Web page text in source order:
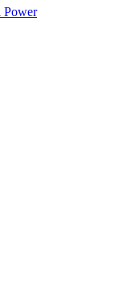
Power